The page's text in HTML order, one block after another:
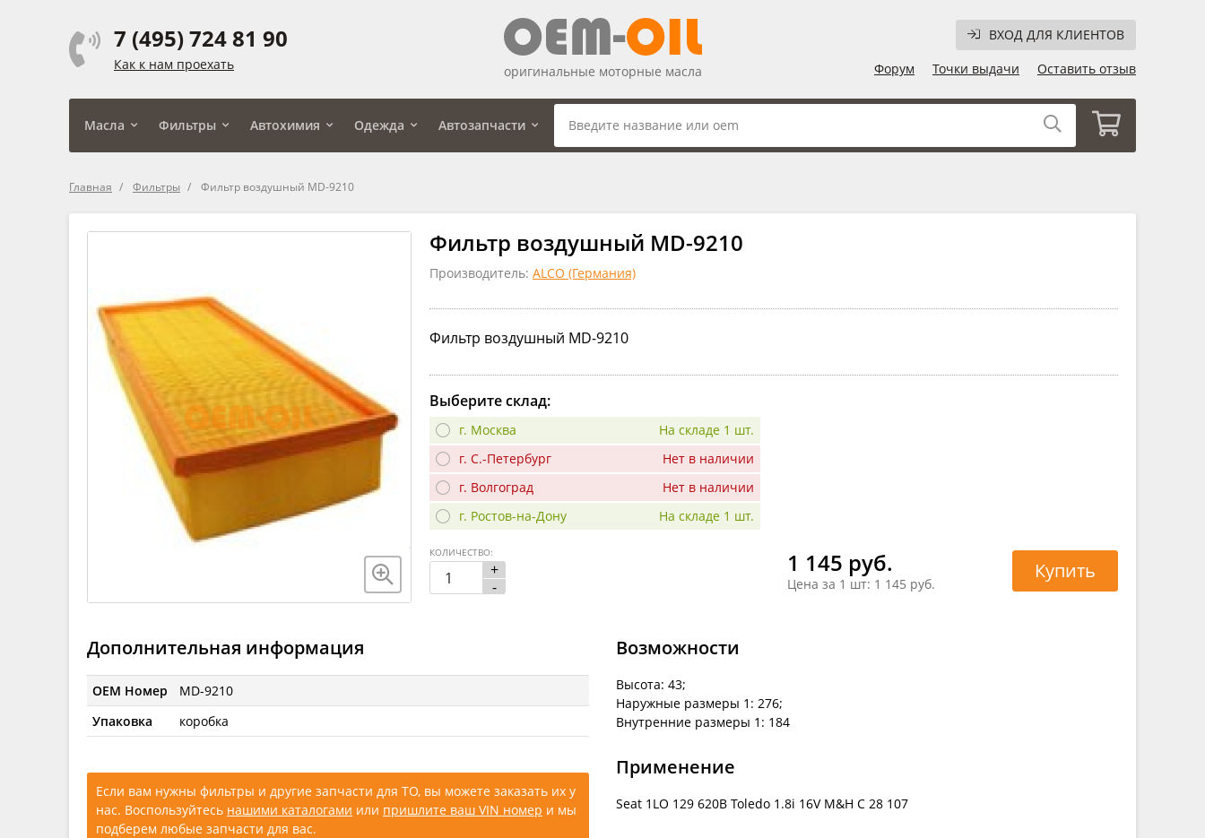
7 (495) 724 81 90
Как к нам проехать
ВХОД ДЛЯ КЛИЕНТОВ
Форум
Точки выдачи Оставить отзыв
оригинальные моторные масла
Масла Фильтры Автохимия Одежда Автозапчасти
Главная Фильтры Фильтр воздушный MD-9210
Фильтр воздушный MD-9210
Производитель: ALCO (Германия)
Фильтр воздушный MD-9210
Выберите склад:
г. Москва
На складе 1 шт.
г. С.-Петербург
Нет в наличии
г. Волгоград
Нет в наличии
г. Ростов-на-Дону
На складе 1 шт.
1 145 руб.
Цена за 1 шт: 1 145 руб.
+
-
КОЛИЧЕСТВО:
Купить
Дополнительная информация
OEM Номер
MD-9210
Упаковка
коробка
Если вам нужны фильтры и другие запчасти для ТО, вы можете заказать их у
нас. Воспользуйтесь нашими каталогами или пришлите ваш VIN номер и мы
подберем любые запчасти для вас.
Возможности
Высота: 43;
Наружные размеры 1: 276;
Внутренние размеры 1: 184
Применение
Seat 1LO 129 620B Toledo 1.8i 16V M&H C 28 107